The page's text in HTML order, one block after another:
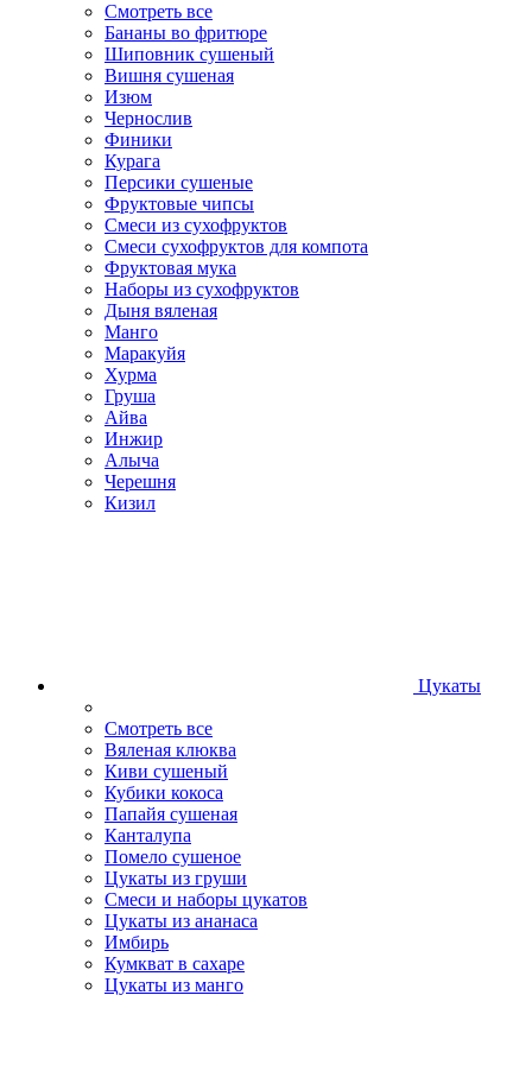
Смотреть все
Бананы во фритюре
Шиповник сушеный
Вишня сушеная
Изюм
Чернослив
Финики
Курага
Персики сушеные
Фруктовые чипсы
Смеси из сухофруктов
Смеси сухофруктов для компота
Фруктовая мука
Наборы из сухофруктов
Дыня вяленая
Манго
Маракуйя
Хурма
Груша
Айва
Инжир
Алыча
Черешня
Кизил
Цукаты
Смотреть все
Вяленая клюква
Киви сушеный
Кубики кокоса
Папайя сушеная
Канталупа
Помело сушеное
Цукаты из груши
Смеси и наборы цукатов
Цукаты из ананаса
Имбирь
Кумкват в сахаре
Цукаты из манго